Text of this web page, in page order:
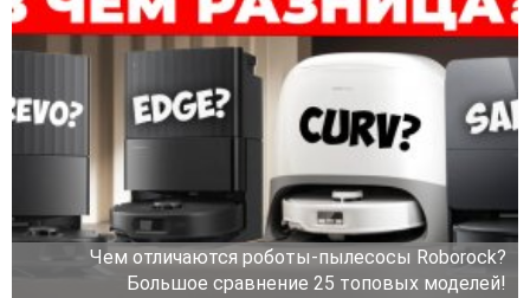
Чем отличаются роботы-пылесосы Roborock?
Большое сравнение 25 топовых моделей!